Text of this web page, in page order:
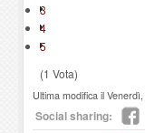
3
4
5
(1 Vota)
Ultima modifica il
Social sharing: